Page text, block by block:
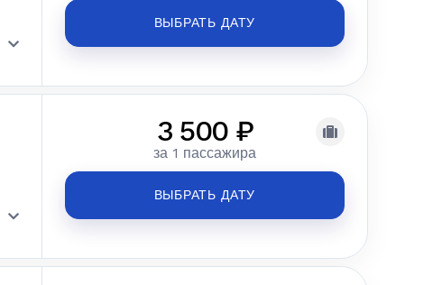
ВЫБРАТЬ ДАТУ
3 500 ₽
за 1 пассажира
ВЫБРАТЬ ДАТУ